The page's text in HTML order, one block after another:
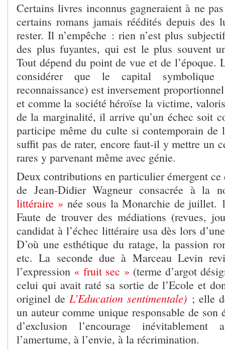
Certains livres inconnus gagneraient à ne
certains romans jamais réédités depuis des
rester. Il n’empêche : rien n’est plus
des plus fuyantes, qui est le plus souvent
Tout dépend du point de vue et de l’époque.
considérer que le capital symbolique
reconnaissance) est inversement
et comme la société héroïse la victime,
de la marginalité, il arrive qu’un échec soit
participe même du culte si contemporain de
suffit pas de rater, encore faut-il y mettre un
rares y parvenant même avec génie.
Deux contributions en particulier émergent ce
de Jean-Didier Wagneur consacrée à la
littéraire » née sous la Monarchie de juillet.
Faute de trouver des médiations (revues,
candidat à l’échec littéraire usa dès lors
D’où une esthétique du ratage, la passion
etc. La seconde due à Marceau Levin
l’expression « fruit sec » (terme d’argot
celui qui avait raté sa sortie de l’Ecole et
originel deL’Education sentimentale) ; elle
un auteur comme unique responsable de son
d’exclusion l’encourage inévitablement
l’amertume, à l’envie, à la récrimination.